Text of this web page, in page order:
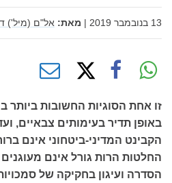
13 בנובמבר 2019 | מאת: אל"ם (מיל')
זו אחת הסוגיות החשובות ביותר
באופן תדיר בעימותים צבאיים,
הקבינט המדיני-ביטחוני אינם
החלטות הרות גורל אינם
הסדרה ועיגון בחקיקה של